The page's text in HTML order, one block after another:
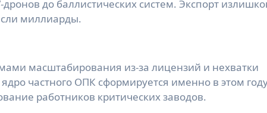
до баллистических систем. Экспорт
миллиарды.
масштабирования из-за лицензий и нехватки
частного ОПК сформируется именно в этом
работников критических заводов.